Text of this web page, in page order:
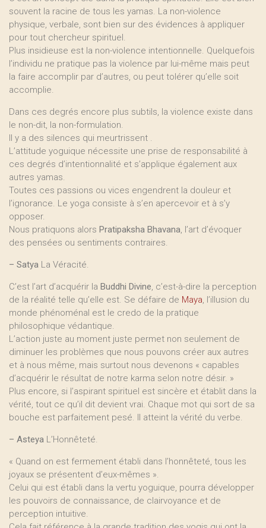
souvent la racine de tous les yamas. La non-violence
physique, verbale, sont bien sur des évidences à appliquer
pour tout chercheur spirituel.
Plus insidieuse est la non-violence intentionnelle. Quelquefois
l’individu ne pratique pas la violence par lui-même mais peut
la faire accomplir par d’autres, ou peut tolérer qu’elle soit
accomplie.
Dans ces degrés encore plus subtils, la violence existe dans
le non-dit, la non-formulation.
Il y a des silences qui meurtrissent .
L’attitude yoguique nécessite une prise de responsabilité à
ces degrés d’intentionnalité et s’applique également aux
autres yamas.
Toutes ces passions ou vices engendrent la douleur et
l’ignorance. Le yoga consiste à s’en apercevoir et à s’y
opposer.
Nous pratiquons alors Pratipaksha Bhavana, l’art d’évoquer
des pensées ou sentiments contraires.
– Satya La Véracité.
C’est l’art d’acquérir la Buddhi Divine, c’est-à-dire la perception
de la réalité telle qu’elle est. Se défaire de Maya, l’illusion du
monde phénoménal est le credo de la pratique
philosophique védantique.
L’action juste au moment juste permet non seulement de
diminuer les problèmes que nous pouvons créer aux autres
et à nous même, mais surtout nous devenons « capables
d’acquérir le résultat de notre karma selon notre désir. »
Plus encore, si l’aspirant spirituel est sincère et établit dans la
vérité, tout ce qu’il dit devient vrai. Chaque mot qui sort de sa
bouche est parfaitement pesé. Il atteint la vérité du verbe.
– Asteya L’Honnêteté.
« Quand on est fermement établi dans l’honnêteté, tous les
joyaux se présentent d’eux-mêmes ».
Celui qui est établi dans la vertu yoguique, pourra développer
les pouvoirs de connaissance, de clairvoyance et de
perception intuitive.